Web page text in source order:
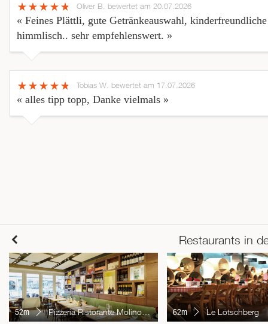
Oliver B. bewertet am 20.07.2026
« Feines Plättli, gute Getränkeauswahl,
himmlisch.. sehr empfehlenswert. »
Tobias W. bewertet am 17.07.2026
« alles tipp topp, Danke vielmals »
Restaurants in
52m Pizzeria Ristorante Molino Bern Thurm 62m Le Lötschberg